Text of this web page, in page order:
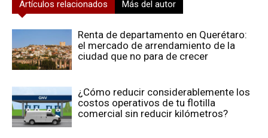
Artículos relacionados Más del autor
Renta de departamento en Querétaro:
el mercado de arrendamiento de la
ciudad que no para de crecer
¿Cómo reducir considerablemente los
costos operativos de tu flotilla
comercial sin reducir kilómetros?